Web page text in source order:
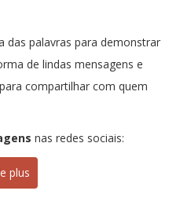
das palavras para demonstrar
de lindas mensagens e
compartilhar com quem
nas redes sociais:
plus